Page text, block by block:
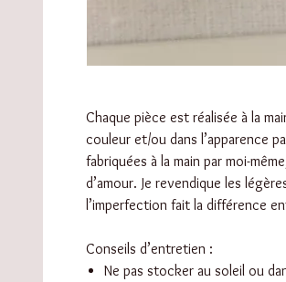
Chaque pièce est réalisée à la
couleur et/ou dans l’apparence
fabriquées à la main par moi-
d’amour. Je revendique les
l’imperfection fait la différence
Conseils d’entretien :
Ne pas stocker au soleil ou